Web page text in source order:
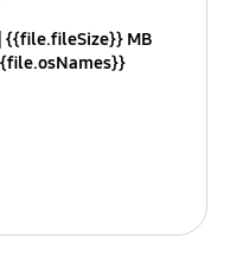
{{file.fileSize}} MB